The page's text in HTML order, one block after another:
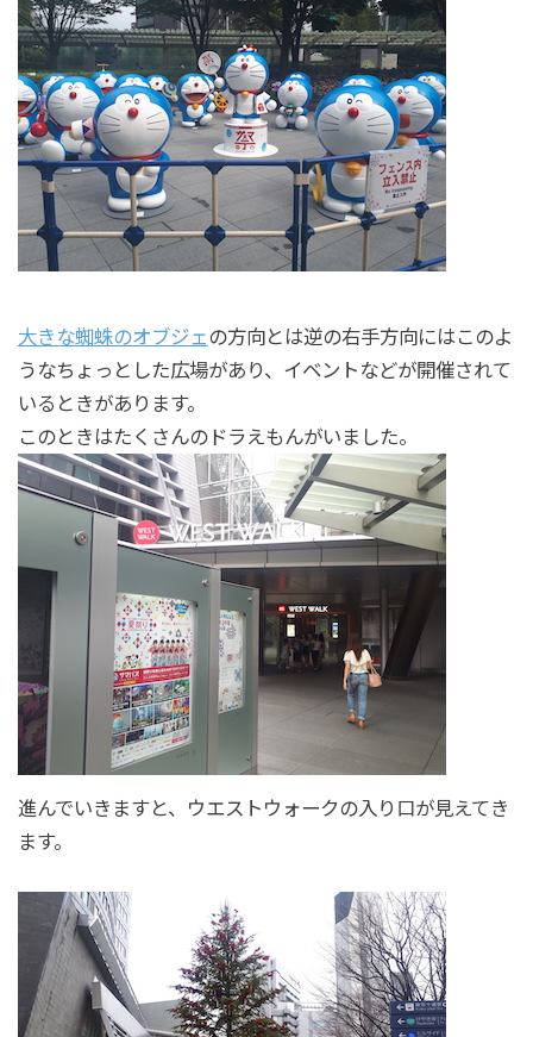
大きな蜘蛛のオブジェの方向とは逆の右手方向にはこのよ
うなちょっとした広場があり、イベントなどが開催されて
いるときがあります。
このときはたくさんのドラえもんがいました。
進んでいきますと、ウエストウォークの入り口が見えてき
ます。